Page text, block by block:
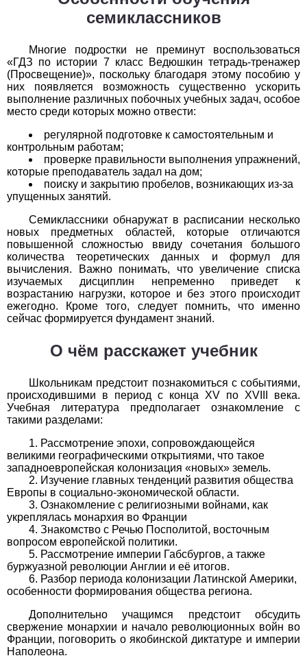
История
2 4 5 6 7 8 9 10
11
Литература
1
2 3 4 5 6 7 8
Математика
1
2 3 4 5 6 7 8 9 10
11
Немецкий язык
2 3 4 5 6 7 8 9 10
11
ОБЖ
1
2 4 5 7 8 10
11
Обществоведение
1
2 3 4 5 6 7 8 9 10
11
1
2 3 4 5 6 7 8 9 10
Технология
1
2 3 4 5 6 7 8 9 10
Физика
1
2 3 4 5 6 7 8 9 10
Французский язык
1
2 3 4 5 6 7 8 9 10
11
семиклассников
Многие подростки не преминут воспользоваться
«ГДЗ по истории 7 класс Ведюшкин тетрадь-тренажер
(Просвещение)», поскольку благодаря этому пособию у
них появляется возможность существенно ускорить
выполнение различных побочных учебных задач, особое
место среди которых можно отвести:
регулярной подготовке к самостоятельным и
контрольным работам;
проверке правильности выполнения упражнений,
которые преподаватель задал на дом;
поиску и закрытию пробелов, возникающих из-за
упущенных занятий.
Семиклассники обнаружат в расписании несколько
новых предметных областей, которые отличаются
повышенной сложностью ввиду сочетания большого
количества теоретических данных и формул для
вычисления. Важно понимать, что увеличение списка
изучаемых дисциплин непременно приведет к
возрастанию нагрузки, которое и без этого происходит
ежегодно. Кроме того, следует помнить, что именно
сейчас формируется фундамент знаний.
О чём расскажет учебник
Школьникам предстоит познакомиться с событиями,
происходившими в период с конца XV по XVIII века.
Учебная литература предполагает ознакомление с
такими разделами:
Рассмотрение эпохи, сопровождающейся
великими географическими открытиями, что такое
западноевропейская колонизация «новых» земель.
Изучение главных тенденций развития общества
Европы в социально-экономической области.
Ознакомление с религиозными войнами, как
укреплялась монархия во Франции
Знакомство с Речью Посполитой, восточным
вопросом европейской политики.
Рассмотрение империи Габсбургов, а также
буржуазной революции Англии и её итогов.
Разбор периода колонизации Латинской Америки,
особенности формирования общества региона.
Дополнительно учащимся предстоит обсудить
свержение монархии и начало революционных войн во
Франции, поговорить о якобинской диктатуре и империи
Наполеона.